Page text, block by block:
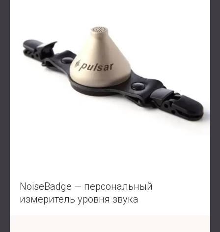
NoiseBadge — персональный
измеритель уровня звука